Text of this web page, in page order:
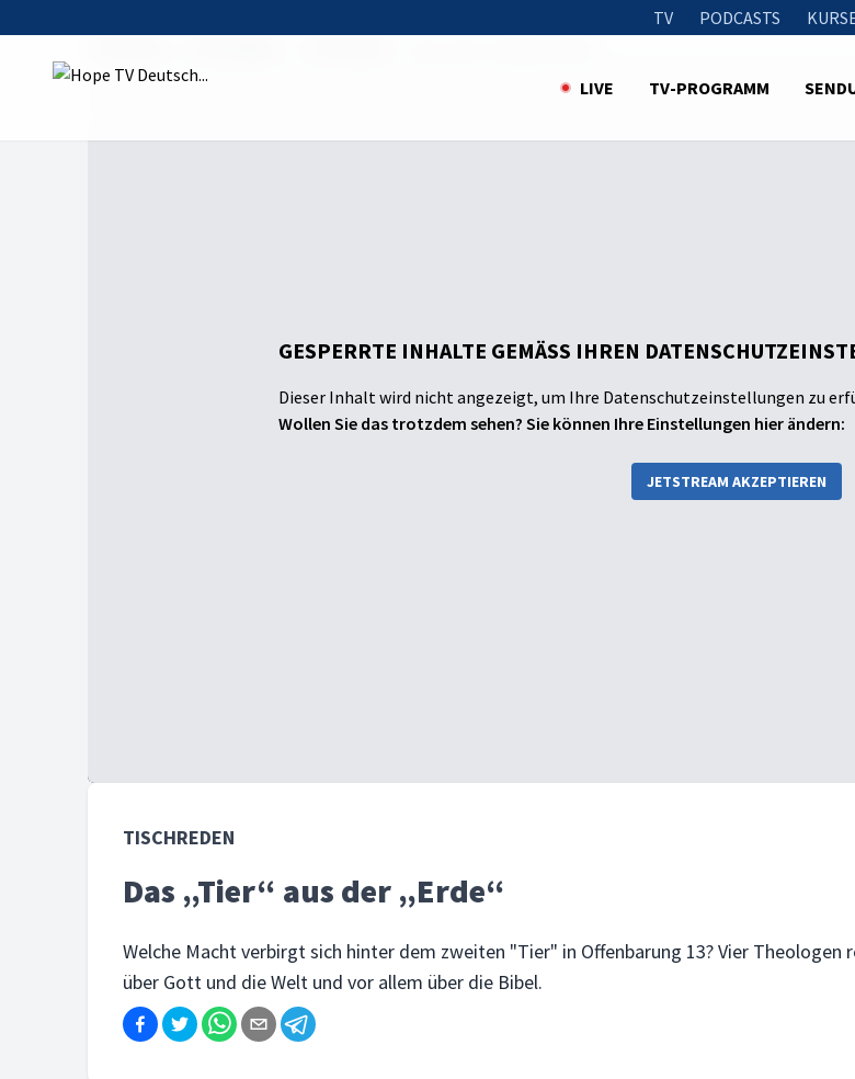
TV PODCASTS
LIVE TV-PROGRAMM
GESPERRTE INHALTE GEMÄSS IHREN
Dieser Inhalt wird nicht angezeigt, um Ihre Datenschutzeinstellungen zu
Wollen Sie das trotzdem sehen? Sie können Ihre Einstellungen hier ändern:
JETSTREAM AKZEPTIEREN
TISCHREDEN
Das „Tier“ aus der „Erde“
Welche Macht verbirgt sich hinter dem zweiten "Tier" in Offenbarung 13? Vier Theologen
über Gott und die Welt und vor allem über die Bibel.